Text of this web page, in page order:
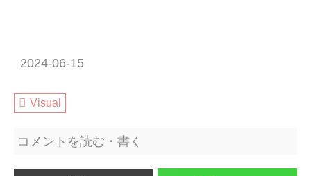
2024-06-15
Visual
コメントを読む・書く